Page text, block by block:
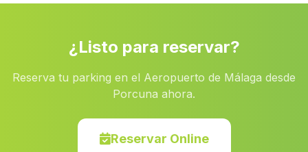
Gibraleon (Malaga)
Charilla(Malaga)
Pasada del Palo(Malaga)
¿Listo para reservar?
Reserva tu parking en el Aeropuerto de Málaga desde
Porcuna ahora.
Reservar Online